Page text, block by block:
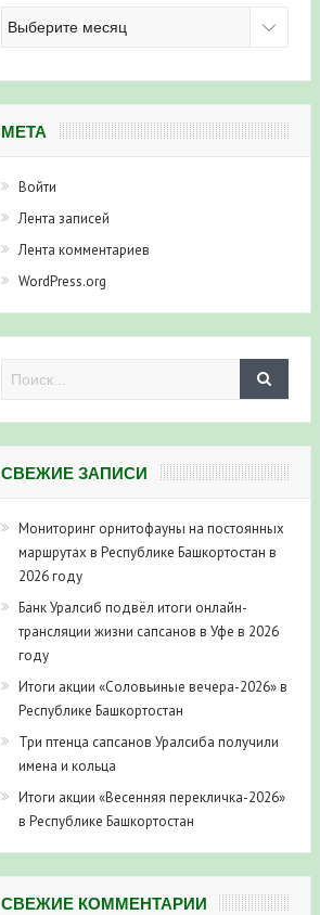
новостей
МЕТА
Войти
Лента записей
Лента комментариев
WordPress.org
СВЕЖИЕ ЗАПИСИ
Мониторинг орнитофауны на постоянных
маршрутах в Республике Башкортостан в
2026 году
Банк Уралсиб подвёл итоги онлайн-
трансляции жизни сапсанов в Уфе в 2026
году
Итоги акции «Соловьиные вечера-2026» в
Республике Башкортостан
Три птенца сапсанов Уралсиба получили
имена и кольца
Итоги акции «Весенняя перекличка-2026»
в Республике Башкортостан
СВЕЖИЕ КОММЕНТАРИИ